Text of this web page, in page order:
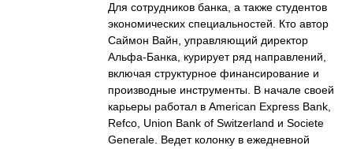
Для сотрудников банка, а также студентов
экономических специальностей. Кто автор
Саймон Вайн, управляющий директор
Альфа-Банка, курирует ряд направлений,
включая структурное финансирование и
производные инструменты. В начале своей
карьеры работал в American Express Bank,
Refco, Union Bank of Switzerland и Societe
Generale. Ведет колонку в ежедневной